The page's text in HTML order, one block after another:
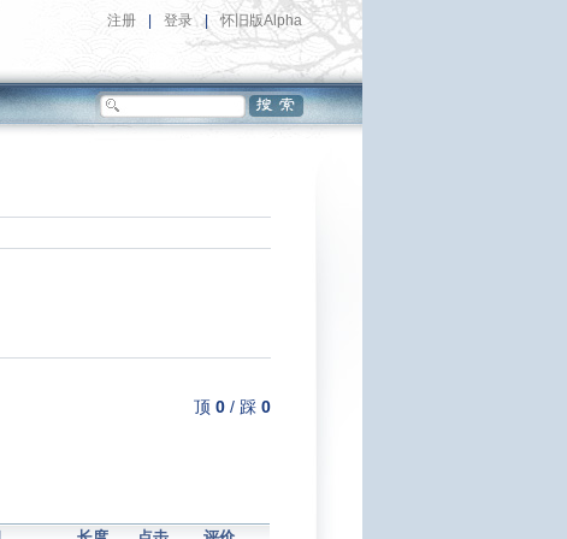
注册 登录 | 怀旧版Alpha
顶 0/ 踩 0